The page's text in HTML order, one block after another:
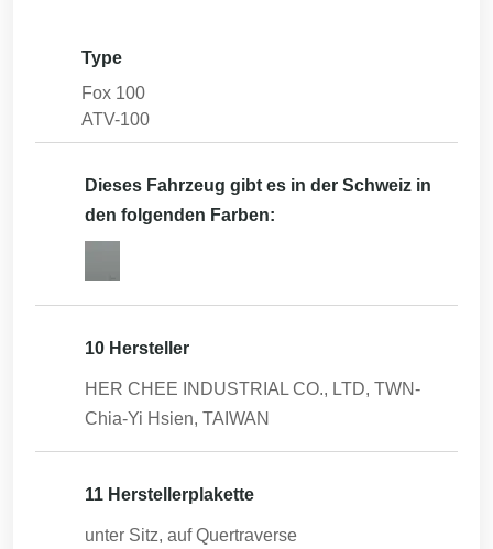
Type
Fox 100
ATV-100
Dieses Fahrzeug gibt es in der Schweiz in
den folgenden Farben:
10 Hersteller
HER CHEE INDUSTRIAL CO., LTD, TWN-
Chia-Yi Hsien, TAIWAN
11 Herstellerplakette
unter Sitz, auf Quertraverse